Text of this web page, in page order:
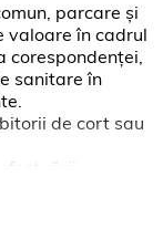
parcare şi
valoare în cadrul
corespondenţei,
sanitare în
de cort sau